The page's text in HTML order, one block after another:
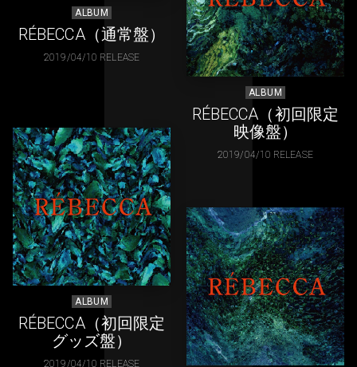
ALBUM
RÉBECCA（通常盤）
2019/04/10 RELEASE
ALBUM
RÉBECCA（初回限定
映像盤）
2019/04/10 RELEASE
ALBUM
RÉBECCA（初回限定
グッズ盤）
2019/04/10 RELEASE